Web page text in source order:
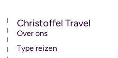
Christoffel Travel
Over ons
Type reizen